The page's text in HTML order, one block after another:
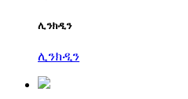
ሊንክዲን
ሊንክዲን